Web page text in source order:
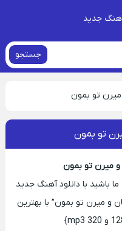
جدید
جستجو
میرن تو بمون
تو بمون
و میرن تو بمون
با دانلود آهنگ جدید
و میرن تو بمون” با بهترین